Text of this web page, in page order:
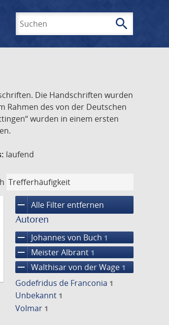
search
Die Handschriften wurden
Rahmen des von der Deutschen
wurden in einem ersten
laufend
remove Alle Filter entfernen
Autoren
remove Johannes von Buch 1
remove Meister Albrant 1
remove Walthisar von der Wage 1
Godefridus de Franconia 1
Unbekannt 1
Volmar 1